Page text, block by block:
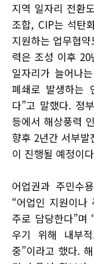
지역 일자리 전환
조합, CIP는 석탄
지원하는 업무협
력은 조성 이후 20
일자리가 늘어나
폐쇄로 발생하는
다”고 말했다. 정
등에서 해상풍력
향후 2년간 서부
이 진행될 예정이
어업권과 주민수
“어업인 지원이
주로 담당한다”며
우기 위해 내부
중”이라고 했다.